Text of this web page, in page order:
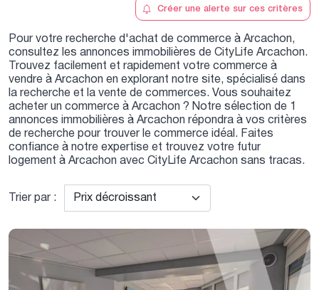
Créer une alerte sur ces critères
Pour votre recherche d'achat de commerce à Arcachon,
consultez les annonces immobilières de CityLife Arcachon.
Trouvez facilement et rapidement votre commerce à
vendre à Arcachon en explorant notre site, spécialisé dans
la recherche et la vente de commerces. Vous souhaitez
acheter un commerce à Arcachon ? Notre sélection de 1
annonces immobilières à Arcachon répondra à vos critères
de recherche pour trouver le commerce idéal. Faites
confiance à notre expertise et trouvez votre futur
logement à Arcachon avec CityLife Arcachon sans tracas.
Trier par :